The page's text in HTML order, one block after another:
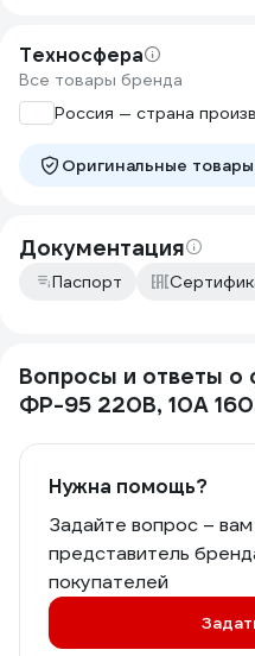
Техносфера
Все товары бренда
Россия — страна
Оригинальные
Документация
Паспорт
Вопросы и ответы о
ФР-95 220В, 10А
Нужна помощь?
Задайте вопрос –
представитель
покупателей